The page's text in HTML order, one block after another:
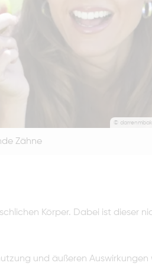
©
Zähne
Körper. Dabei ist dieser
und äußeren Auswirkungen